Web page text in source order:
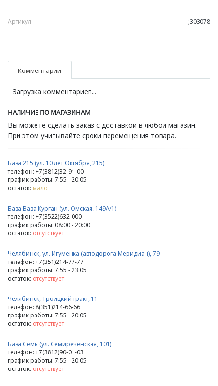
Артикул ;303078
Комментарии
Загрузка комментариев...
НАЛИЧИЕ ПО МАГАЗИНАМ
Вы можете сделать заказ с доставкой в любой магазин.
При этом учитывайте сроки перемещения товара.
База 215 (ул. 10 лет Октября, 215)
телефон: +7(3812)32-91-00
график работы: 7:55 - 20:05
остаток: мало
База Ваза Курган (ул. Омская, 149А/1)
телефон: +7(3522)632-000
график работы: 08:00 - 20:00
остаток: отсутствует
Челябинск, ул. Игуменка (автодорога Меридиан), 79
телефон: +7(351)214-77-77
график работы: 7:55 - 23:05
остаток: отсутствует
Челябинск, Троицкий тракт, 11
телефон: 8(351)214-66-66
график работы: 7:55 - 20:05
остаток: отсутствует
База Семь (ул. Семиреченская, 101)
телефон: +7(3812)90-01-03
график работы: 7:55 - 20:05
остаток: отсутствует